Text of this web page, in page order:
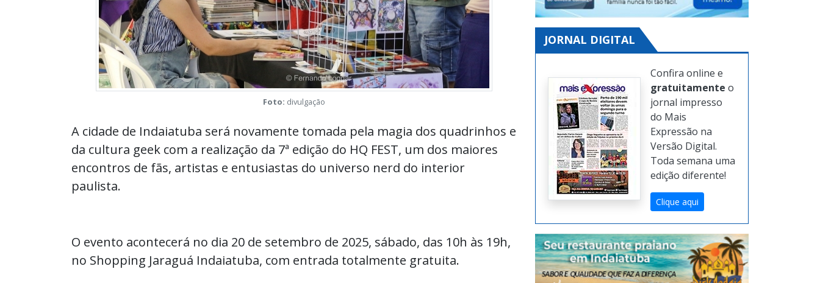
Foto: divulgação
A cidade de Indaiatuba será novamente tomada pela magia dos quadrinhos e
da cultura geek com a realização da 7ª edição do HQ FEST, um dos maiores
encontros de fãs, artistas e entusiastas do universo nerd do interior
paulista.
O evento acontecerá no dia 20 de setembro de 2025, sábado, das 10h às 19h,
no Shopping Jaraguá Indaiatuba, com entrada totalmente gratuita.
JORNAL DIGITAL
Confira online e
gratuitamente o
jornal impresso
do Mais
Expressão na
Versão Digital.
Toda semana uma
edição diferente!
Clique aqui